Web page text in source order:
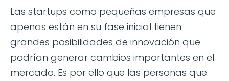
Las startups como pequeñas empresas que
apenas están en su fase inicial tienen
grandes posibilidades de innovación que
podrían generar cambios importantes en el
mercado. Es por ello que las personas que